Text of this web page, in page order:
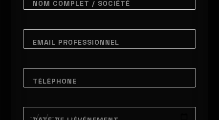
NOM COMPLET / SOCIÉTÉ
EMAIL PROFESSIONNEL
TÉLÉPHONE